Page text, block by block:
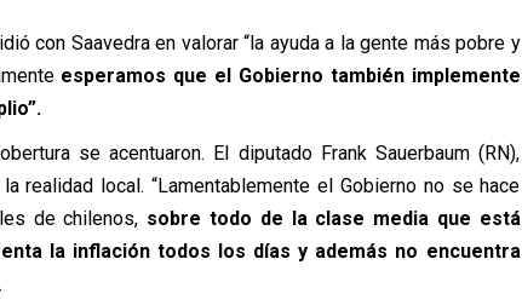
con Saavedra en valorar “la ayuda a la gente más pobre y
esperamos que el Gobierno también implemente
se acentuaron. El diputado Frank Sauerbaum (RN),
realidad local. “Lamentablemente el Gobierno no se hace
de chilenos, sobre todo de la clase media que está
la inflación todos los días y además no encuentra